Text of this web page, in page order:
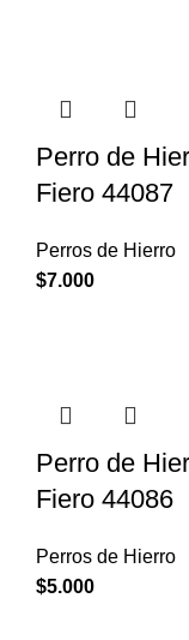
Perro de
Fiero 44087
Perros de Hierro
$7.000
Perro de
Fiero 44086
Perros de Hierro
$5.000